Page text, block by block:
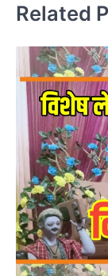
Related